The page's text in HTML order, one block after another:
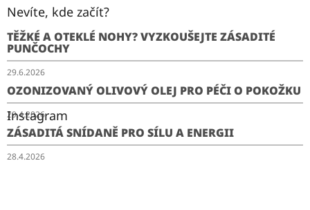
Nevíte, kde začít?
TĚŽKÉ A OTEKLÉ NOHY? VYZKOUŠEJTE ZÁSADITÉ
PUNČOCHY
29.6.2026
OZONIZOVANÝ OLIVOVÝ OLEJ PRO PÉČI O POKOŽKU
29.4.2026
ZÁSADITÁ SNÍDANĚ PRO SÍLU A ENERGII
28.4.2026
Instagram